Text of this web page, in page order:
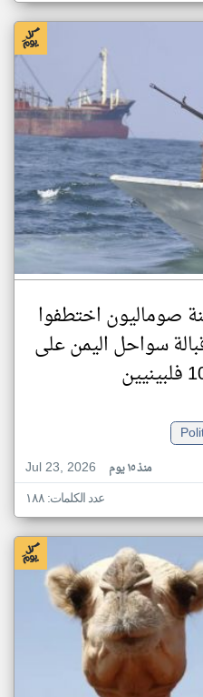
صوماليون اختطفوا
سواحل اليمن على
Jul 23, 2026
منذ ١٥ يوم
عدد الكلمات: ١٨٨